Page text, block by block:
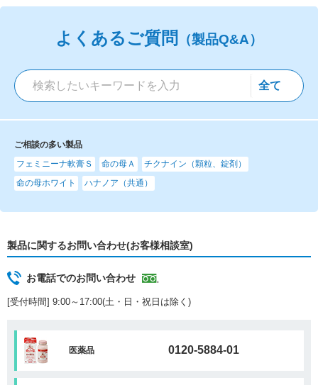
よくあるご質問 （製品Q&A）
ご相談の多い製品
フェミニーナ軟膏Ｓ
命の母Ａ
チクナイン（顆粒、錠剤）
命の母ホワイト
ハナノア（共通）
製品に関するお問い合わせ(お客様相談室)
お電話でのお問い合わせ
[受付時間] 9:00～17:00(土・日・祝日は除く)
医薬品 0120-5884-01